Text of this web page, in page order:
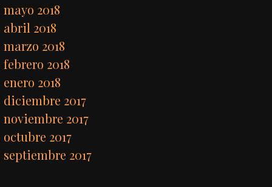
mayo 2018
abril 2018
marzo 2018
febrero 2018
enero 2018
diciembre 2017
noviembre 2017
octubre 2017
septiembre 2017